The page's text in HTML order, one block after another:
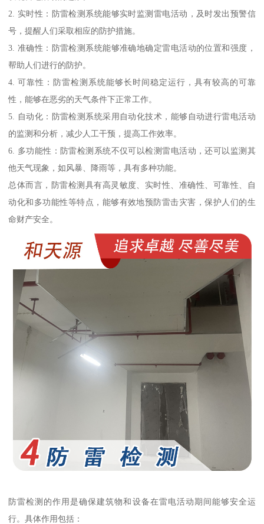
2. 实时性：防雷检测系统能够实时监测雷电活动，及时发出预警信
号，提醒人们采取相应的防护措施。
3. 准确性：防雷检测系统能够准确地确定雷电活动的位置和强度，
帮助人们进行的防护。
4. 可靠性：防雷检测系统能够长时间稳定运行，具有较高的可靠
性，能够在恶劣的天气条件下正常工作。
5. 自动化：防雷检测系统采用自动化技术，能够自动进行雷电活动
的监测和分析，减少人工干预，提高工作效率。
6. 多功能性：防雷检测系统不仅可以检测雷电活动，还可以监测其
他天气现象，如风暴、降雨等，具有多种功能。
总体而言，防雷检测具有高灵敏度、实时性、准确性、可靠性、自
动化和多功能性等特点，能够有效地预防雷击灾害，保护人们的生
命财产安全。
防雷检测的作用是确保建筑物和设备在雷电活动期间能够安全运
行。具体作用包括：